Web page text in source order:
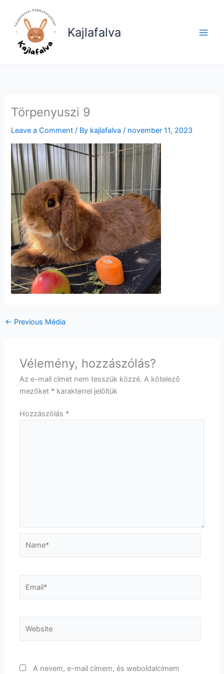
content
Kajlafalva
Törpenyuszi 9
Leave a Comment / By kajlafalva/ november 11, 2023
← Previous Média
Vélemény, hozzászólás?
Az e-mail címet nem tesszük közzé. A kötelező
mezőket * karakterrel jelöltük
Hozzászólás *
A nevem, e-mail címem, és weboldalcímem